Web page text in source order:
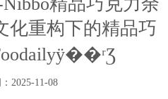
精品巧克力余
化重构下的精品巧
2025-11-08